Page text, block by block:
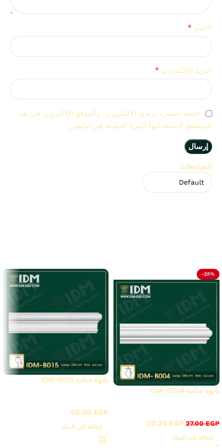
المراجعات
الاسم *
البريد الإلكتروني *
احفظ اسمي، بريدي الإلكتروني، والموقع الإلكتروني في هذا
المتصفح لاستخدامها المرة المقبلة في تعليقي.
-25%
بانوه ساده IDM-B004
27.00EGP
20.25 EGP
إضافة إلى السلة
بانوه ساده IDM-B015
40.00 EGP
إضافة إلى السلة